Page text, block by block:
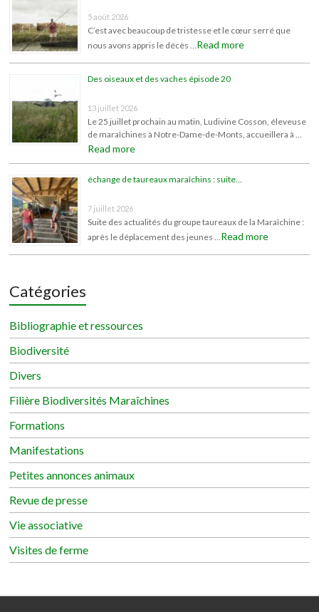
5 août 2026
C’est avec beaucoup de tristesse et le cœur serré que
nous avons appris le décès … Read more
Des oiseaux et des vaches épisode 20
13 juillet 2026
Le 25 juillet prochain au matin, Ludivine Cosson, éleveuse
de maraîchines à Notre-Dame-de-Monts, accueillera à …
Read more
échange de taureaux maraîchins : suite…
7 juillet 2026
Suite des actualités du groupe taureaux de la Maraîchine :
après le déplacement des jeunes … Read more
Catégories
Bibliographie et ressources
Biodiversité
Divers
Filière Biodiversités Maraîchines
Formations
Manifestations
Petites annonces animaux
Revue de presse
Vie associative
Visites de ferme